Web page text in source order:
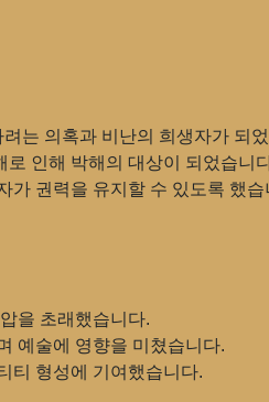
는 의혹과 비난의 희생자가 되
인해 박해의 대상이 되었습니
가 권력을 유지할 수 있도록 했습
을 초래했습니다.
예술에 영향을 미쳤습니다.
티 형성에 기여했습니다.